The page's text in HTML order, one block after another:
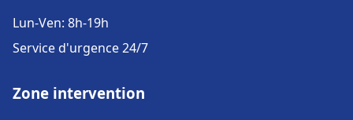
Lun-Ven: 8h-19h
Service d'urgence 24/7
Zone intervention